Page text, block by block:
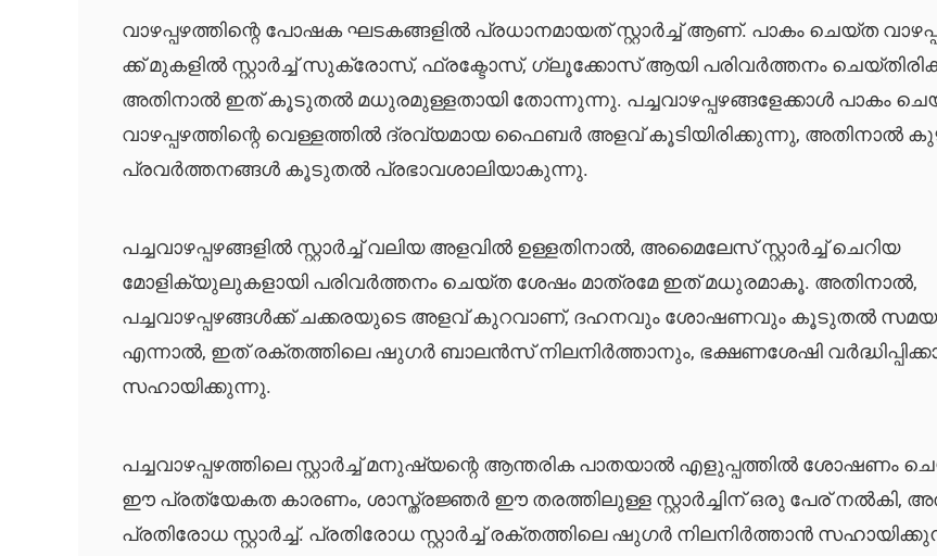
വാഴപ്പഴത്തിന്റെ പോഷക ഘടകങ്ങളിൽ പ്രധാനമായത് സ്റ്റാർച്ച് ആണ്. പാകം ചെയ്ത
ക്ക് മുകളിൽ സ്റ്റാർച്ച് സുക്രോസ്, ഫ്രക്ടോസ്, ഗ്ലൂക്കോസ് ആയി പരിവർത്തനം
അതിനാൽ ഇത് കൂടുതൽ മധുരമുള്ളതായി തോന്നുന്നു. പച്ചവാഴപ്പഴങ്ങളേക്കാൾ പാകം
വാഴപ്പഴത്തിന്റെ വെള്ളത്തിൽ ദ്രവ്യമായ ഫൈബർ അളവ് കൂടിയിരിക്കുന്നു, അതിനാൽ
പ്രവർത്തനങ്ങൾ കൂടുതൽ പ്രഭാവശാലിയാകുന്നു.
പച്ചവാഴപ്പഴങ്ങളിൽ സ്റ്റാർച്ച് വലിയ അളവിൽ ഉള്ളതിനാൽ, അമൈലേസ് സ്റ്റാർച്ച് ചെറിയ
മോളിക്യുലുകളായി പരിവർത്തനം ചെയ്ത ശേഷം മാത്രമേ ഇത് മധുരമാകൂ. അതിനാൽ,
പച്ചവാഴപ്പഴങ്ങൾക്ക് ചക്കരയുടെ അളവ് കുറവാണ്, ദഹനവും ശോഷണവും കൂടുതൽ
എന്നാൽ, ഇത് രക്തത്തിലെ ഷുഗർ ബാലൻസ് നിലനിർത്താനും, ഭക്ഷണശേഷി
സഹായിക്കുന്നു.
പച്ചവാഴപ്പഴത്തിലെ സ്റ്റാർച്ച് മനുഷ്യന്റെ ആന്തരിക പാതയാൽ എളുപ്പത്തിൽ ശോഷണം
ഈ പ്രത്യേകത കാരണം, ശാസ്ത്രജ്ഞർ ഈ തരത്തിലുള്ള സ്റ്റാർച്ചിന് ഒരു പേര് നൽകി,
പ്രതിരോധ സ്റ്റാർച്ച്. പ്രതിരോധ സ്റ്റാർച്ച് രക്തത്തിലെ ഷുഗർ നിലനിർത്താൻ